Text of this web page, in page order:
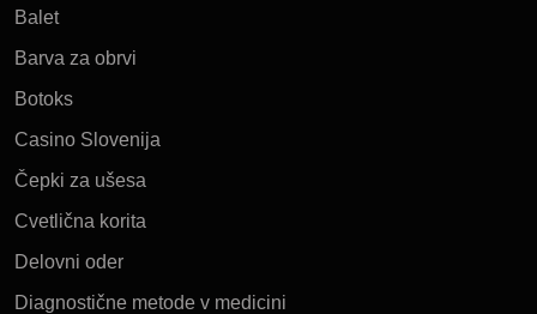
Balet
Barva za obrvi
Botoks
Casino Slovenija
Čepki za ušesa
Cvetlična korita
Delovni oder
Diagnostične metode v medicini